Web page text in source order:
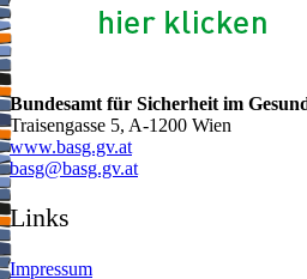
Bundesamt für Sicherheit im
Traisengasse 5, A-1200 Wien
www.basg.gv.at
ta.vg.gsab@gsab
Links
Impressum